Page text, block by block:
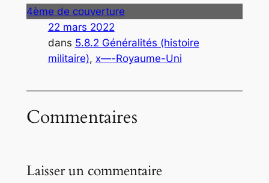
4ème de couverture
22 mars 2022
dans 5.8.2 Généralités (histoire
militaire), x—-Royaume-Uni
Commentaires
Laisser un commentaire